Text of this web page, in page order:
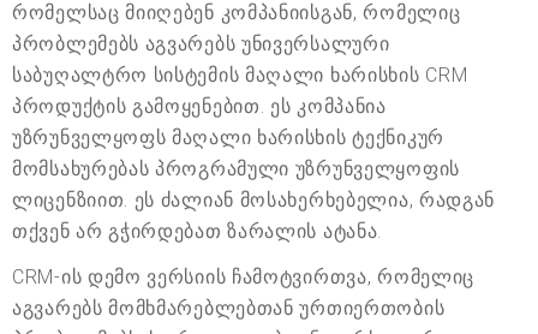
რომელსაც მიიღებენ კომპანიისგან, რომელიც
პრობლემებს აგვარებს უნივერსალური
საბუღალტრო სისტემის მაღალი ხარისხის CRM
პროდუქტის გამოყენებით. ეს კომპანია
უზრუნველყოფს მაღალი ხარისხის ტექნიკურ
მომსახურებას პროგრამული უზრუნველყოფის
ლიცენზიით. ეს ძალიან მოსახერხებელია, რადგან
თქვენ არ გჭირდებათ ზარალის ატანა.
CRM-ის დემო ვერსიის ჩამოტვირთვა, რომელიც
აგვარებს მომხმარებლებთან ურთიერთობის